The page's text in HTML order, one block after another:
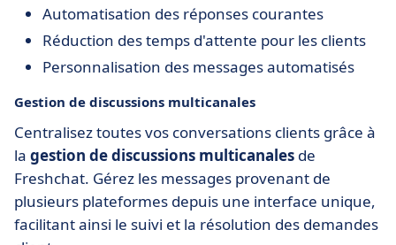
Automatisation des réponses courantes
Réduction des temps d'attente pour les clients
Personnalisation des messages automatisés
Gestion de discussions multicanales
Centralisez toutes vos conversations clients grâce à
la gestion de discussions multicanales de
Freshchat. Gérez les messages provenant de
plusieurs plateformes depuis une interface unique,
facilitant ainsi le suivi et la résolution des demandes